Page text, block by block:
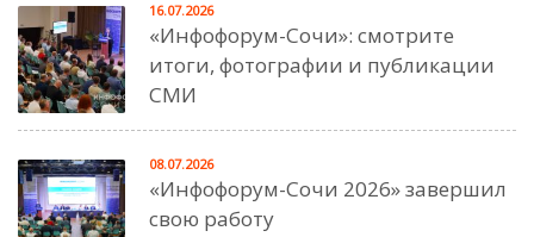
«Инфофорум-Сочи»: смотрите
итоги, фотографии и публикации
СМИ
16.07.2026
«Инфофорум-Сочи 2026» завершил
свою работу
08.07.2026